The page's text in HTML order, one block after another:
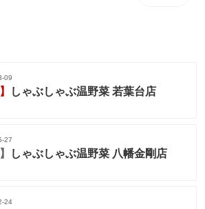
09
しゃぶしゃぶ温野菜 若葉台店
27
しゃぶしゃぶ温野菜 八幡金剛店
24